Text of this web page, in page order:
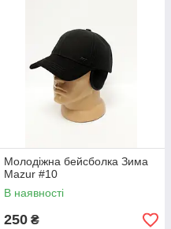
Молодіжна бейсболка Зима
Mazur #10
В наявності
250 ₴